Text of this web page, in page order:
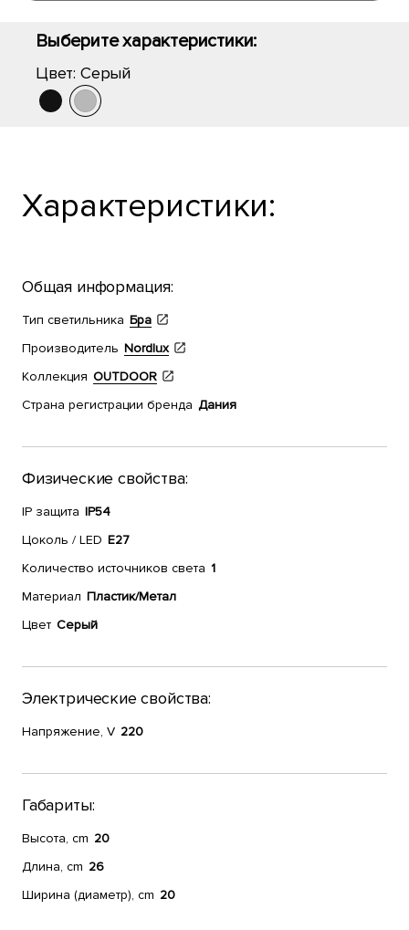
Выберите характеристики:
Цвет: Серый
Характеристики:
Общая информация:
Тип светильника Бра
Производитель Nordlux
Коллекция OUTDOOR
Страна регистрации бренда Дания
Физические свойства:
IP защита IP54
Цоколь / LED E27
Количество источников света 1
Материал Пластик/Метал
Цвет Серый
Электрические свойства:
Напряжение, V 220
Габариты:
Высота, cm 20
Длина, cm 26
Ширина (диаметр), cm 20